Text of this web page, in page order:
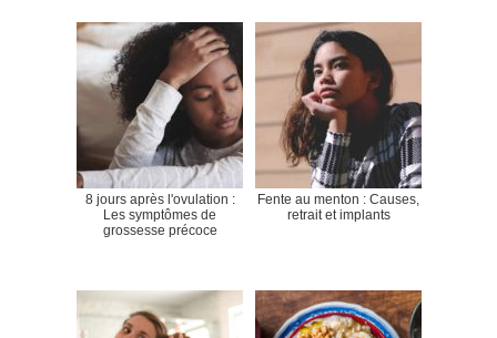
8 jours après l'ovulation :
Les symptômes de
grossesse précoce
Fente au menton : Causes,
retrait et implants